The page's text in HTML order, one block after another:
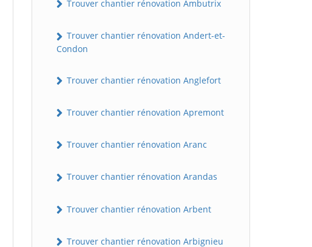
Trouver chantier rénovation Ambutrix
Trouver chantier rénovation Andert-et-
Condon
Trouver chantier rénovation Anglefort
Trouver chantier rénovation Apremont
Trouver chantier rénovation Aranc
Trouver chantier rénovation Arandas
Trouver chantier rénovation Arbent
Trouver chantier rénovation Arbignieu